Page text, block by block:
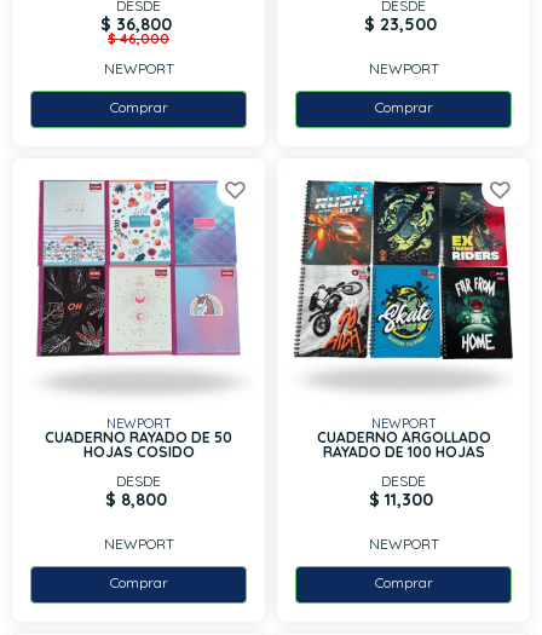
DESDE
$ 36,800
$ 46,000
NEWPORT
Comprar
DESDE
$ 23,500
NEWPORT
Comprar
NEWPORT
CUADERNO RAYADO DE 50
HOJAS COSIDO
DESDE
$ 8,800
NEWPORT
Comprar
NEWPORT
CUADERNO ARGOLLADO
RAYADO DE 100 HOJAS
DESDE
$ 11,300
NEWPORT
Comprar